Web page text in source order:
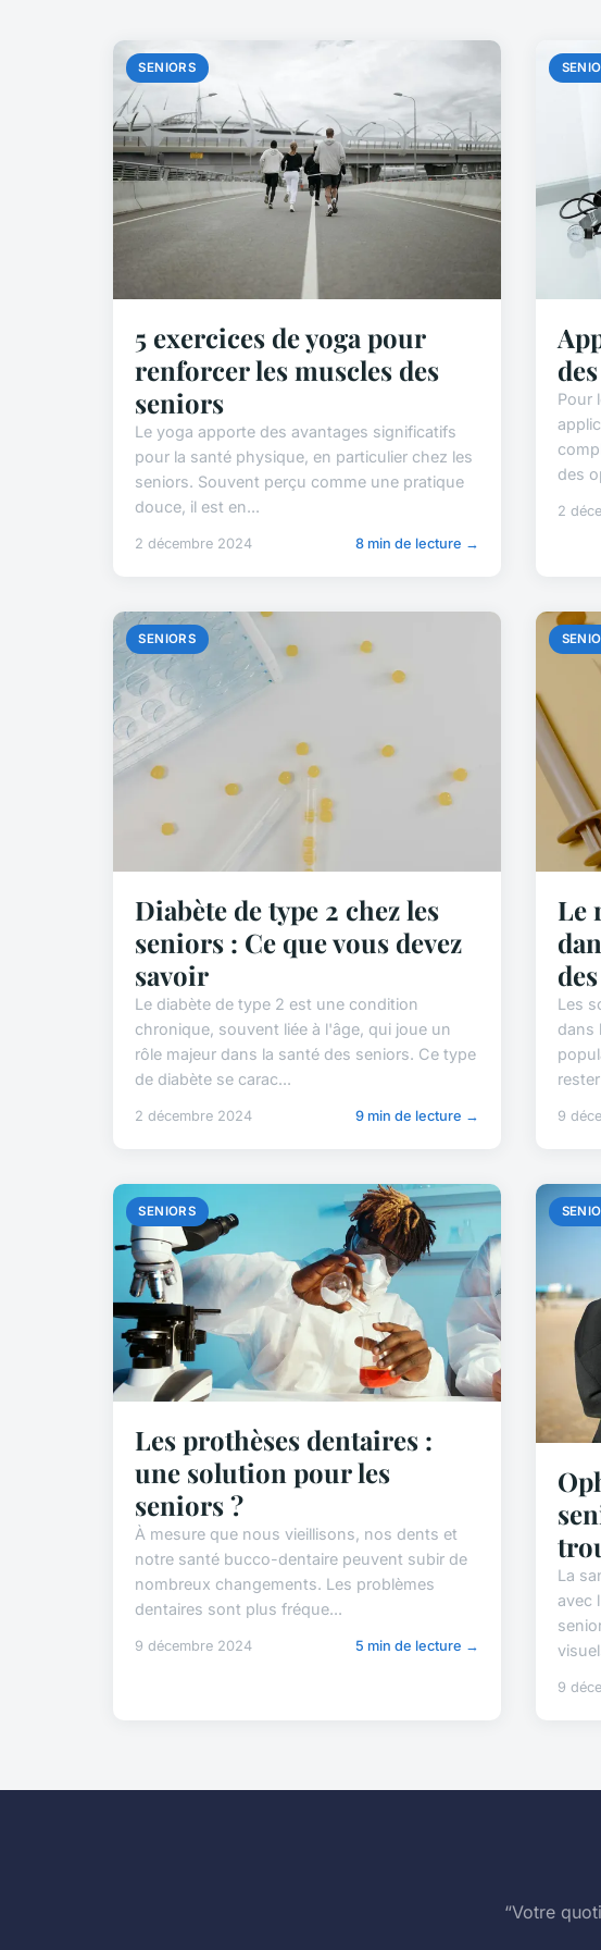
SENIORS
5 exercices de yoga pour
renforcer les muscles des
seniors
Le yoga apporte des avantages significatifs
pour la santé physique, en particulier chez les
seniors. Souvent perçu comme une pratique
douce, il est en...
2 décembre 2024 8 min de lecture →
Pour
des
2
SENIORS
Diabète de type 2 chez les
seniors : Ce que vous devez
savoir
Le diabète de type 2 est une condition
chronique, souvent liée à l'âge, qui joue un
rôle majeur dans la santé des seniors. Ce type
de diabète se carac...
2 décembre 2024 9 min de lecture →
Le
Les
dans
9
SENIORS
Les prothèses dentaires :
une solution pour les
seniors ?
À mesure que nous vieillisons, nos dents et
notre santé bucco-dentaire peuvent subir de
nombreux changements. Les problèmes
dentaires sont plus fréque...
9 décembre 2024 5 min de lecture →
La
avec
9
“Votre